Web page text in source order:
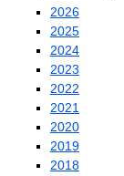
2026
2025
2024
2023
2022
2021
2020
2019
2018